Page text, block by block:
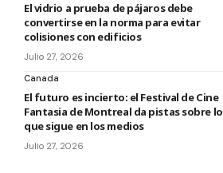
El vidrio a prueba de pájaros debe
convertirse en la norma para evitar
colisiones con edificios
Julio 27, 2026
Canada
El futuro es incierto: el Festival de Cine
Fantasia de Montreal da pistas sobre lo
que sigue en los medios
Julio 27, 2026